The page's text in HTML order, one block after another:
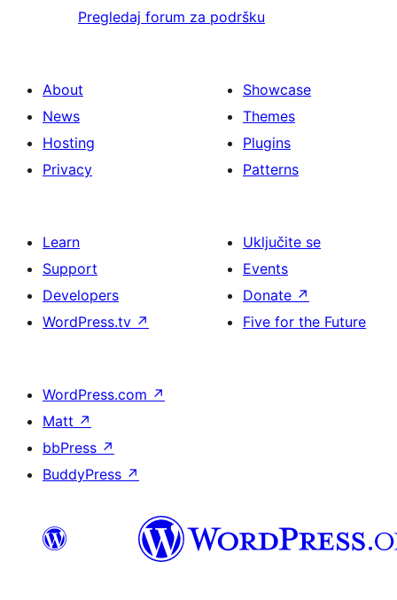
Pregledaj forum za podršku
About
News
Hosting
Privacy
Showcase
Themes
Plugins
Patterns
Learn
Support
Developers
WordPress.tv ↗
Uključite se
Events
Donate ↗
Five for the Future
WordPress.com ↗
Matt ↗
bbPress ↗
BuddyPress ↗